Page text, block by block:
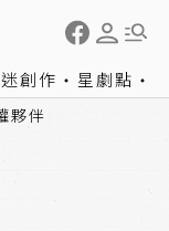
迷創作 星劇點
夥伴